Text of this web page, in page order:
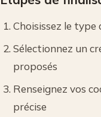
Choisissez le
Sélectionnez un
proposés
Renseignez vos
précise